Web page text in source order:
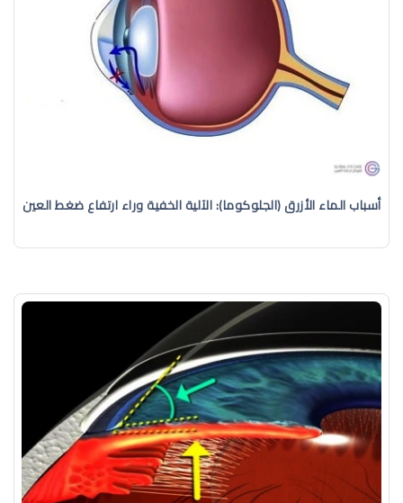
أسباب الماء الأزرق (الجلوكوما): الآلية الخفية وراء ارتفاع ضغط العين